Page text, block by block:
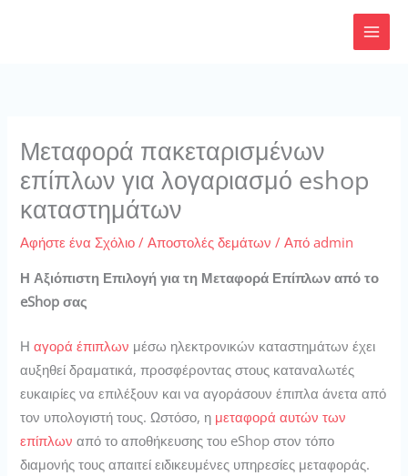
Μεταφορά πακεταρισμένων
επίπλων για λογαριασμό eshop
καταστημάτων
Αφήστε ένα Σχόλιο /Αποστολές δεμάτων / Απόadmin
Η Αξιόπιστη Επιλογή για τη Μεταφορά Επίπλων από το
eShop σας
Ηαγορά έπιπλων μέσω ηλεκτρονικών καταστημάτων έχει
αυξηθεί δραματικά, προσφέροντας στους καταναλωτές
ευκαιρίες να επιλέξουν και να αγοράσουν έπιπλα άνετα από
τον υπολογιστή τους. Ωστόσο, η μεταφορά αυτών των
επίπλων από το αποθήκευσης του eShop στον τόπο
διαμονής τους απαιτεί ειδικευμένες υπηρεσίες μεταφοράς.